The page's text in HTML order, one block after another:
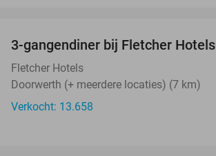
3-gangendiner bij Fletcher Hotels
Fletcher Hotels
Doorwerth (+ meerdere locaties) (7 km)
Verkocht: 13.658